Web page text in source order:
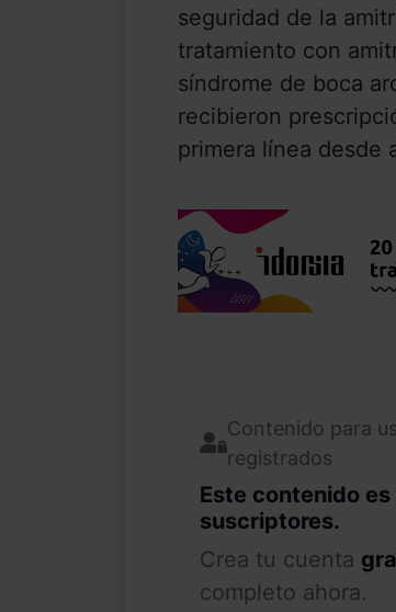
seguridad de la
tratamiento con
síndrome de boca
recibieron
primera línea desde
Contenido para
registrados
Este contenido
suscriptores.
Crea tu cuenta
completo ahora.